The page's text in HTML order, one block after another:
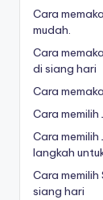
Cara
mudah.
Cara
di siang hari
Cara
Cara
Cara
langkah
Cara
siang hari